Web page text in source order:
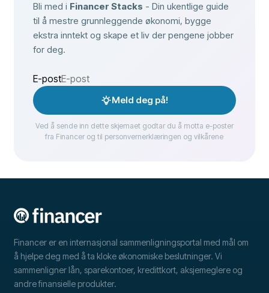
Bli med i Financer Stacks - Din ukentlige guide
til å mestre grunnleggende økonomi, bygge
ekstra inntekt og skape et liv der pengene jobber
for deg.
E-post
Meld deg på!
Ved å sende inn dette skjemaet godtar du å motta e-poster
fra Financer og til personvernerklæringen og vilkårene
Financer er en internasjonal sammenligningsportal med mål om
å hjelpe deg med å ta kloke økonomiske beslutninger. Vi
sammenligner lån, sparekontoer, kredittkort, aksjemeglere og
andre finansielle produkter.